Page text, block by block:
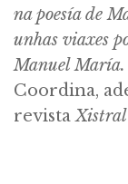
na poesía de
unhas viaxes
Manuel
Coordina,
revistaXistral